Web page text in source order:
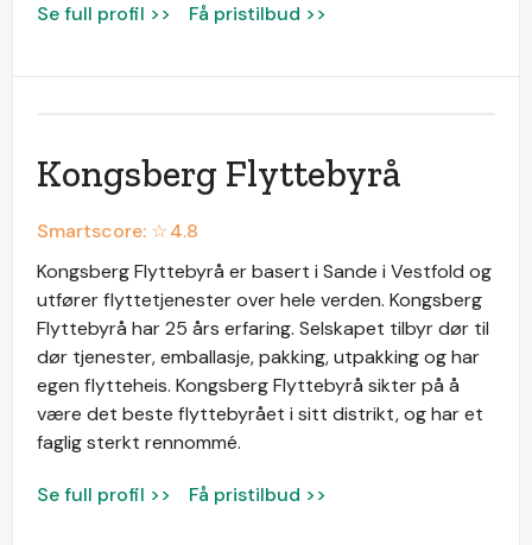
Se full profil >> Få pristilbud >>
Kongsberg Flyttebyrå
Smartscore: ☆4.8
Kongsberg Flyttebyrå er basert i Sande i Vestfold og
utfører flyttetjenester over hele verden. Kongsberg
Flyttebyrå har 25 års erfaring. Selskapet tilbyr dør til
dør tjenester, emballasje, pakking, utpakking og har
egen flytteheis. Kongsberg Flyttebyrå sikter på å
være det beste flyttebyrået i sitt distrikt, og har et
faglig sterkt rennommé.
Se full profil >> Få pristilbud >>